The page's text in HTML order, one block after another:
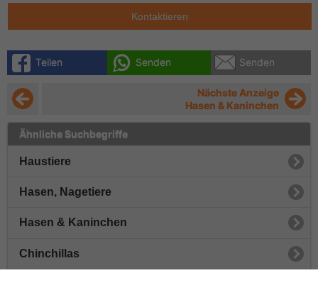
Kontaktieren
Teilen Senden Senden
Nächste Anzeige
Hasen & Kaninchen
Ähnliche Suchbegriffe
Haustiere
Hasen, Nagetiere
Hasen & Kaninchen
Chinchillas